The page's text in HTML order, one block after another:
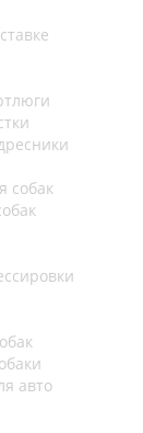
собак
авто